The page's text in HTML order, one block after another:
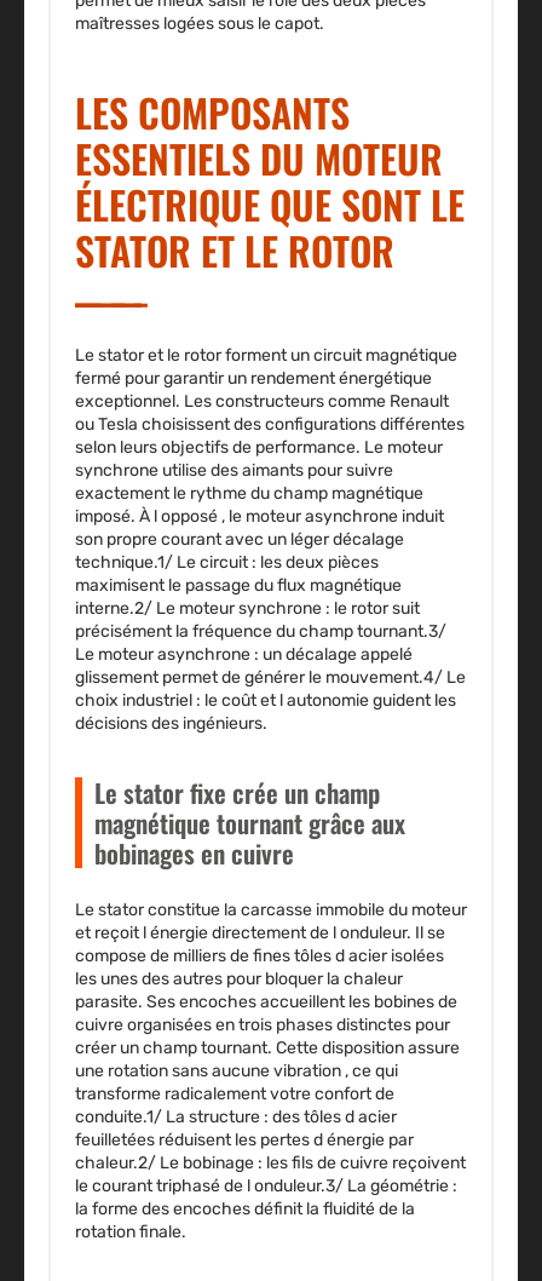
maîtresses logées sous le capot.
LES COMPOSANTS
ESSENTIELS DU MOTEUR
ÉLECTRIQUE QUE SONT LE
STATOR ET LE ROTOR
Le stator et le rotor forment un circuit magnétique
fermé pour garantir un rendement énergétique
exceptionnel. Les constructeurs comme Renault
ou Tesla choisissent des configurations différentes
selon leurs objectifs de performance. Le moteur
synchrone utilise des aimants pour suivre
exactement le rythme du champ magnétique
imposé. À l opposé , le moteur asynchrone induit
son propre courant avec un léger décalage
technique.1/ Le circuit: les deux pièces
maximisent le passage du flux magnétique
interne.2/ Le moteur synchrone : le rotor suit
précisément la fréquence du champ tournant.3/
Le moteur asynchrone : un décalage appelé
glissement permet de générer le mouvement.4/ Le
choix industriel : le coût et l autonomie guident les
décisions des ingénieurs.
Le stator fixe crée un champ
magnétique tournant grâce aux
bobinages en cuivre
Le stator constitue la carcasse immobile du moteur
et reçoit l énergie directement de l onduleur. Il se
compose de milliers de fines tôles d acier isolées
les unes des autres pour bloquer la chaleur
parasite. Ses encoches accueillent les bobines de
cuivre organisées en trois phases distinctes pour
créer un champ tournant. Cette disposition assure
une rotation sans aucune vibration , ce qui
transforme radicalement votre confort de
conduite.1/ La structure : des tôles d acier
feuilletées réduisent les pertes d énergie par
chaleur.2/ Le bobinage : les fils de cuivre reçoivent
le courant triphasé de l onduleur.3/ La géométrie :
la forme des encoches définit la fluidité de la
rotation finale.